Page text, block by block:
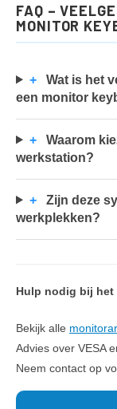
FAQ –
MONITOR
+
Wat is het
een monitor
+
Waarom
werkstation?
+
Zijn deze
werkplekken?
Hulp nodig bij het
Bekijk alle
Advies over VESA
Neem contact op